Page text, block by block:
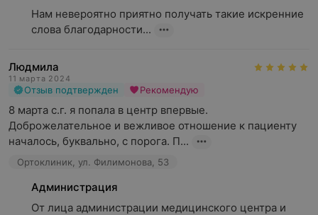
Нам невероятно приятно получать такие искренние
слова благодарности...
Людмила
11 марта 2024
Отзыв подтвержден Рекомендую
8 марта с.г. я попала в центр впервые.
Доброжелательное и вежливое отношение к пациенту
началось, буквально, с порога. П...
Ортоклиник, ул. Филимонова, 53
Администрация
От лица администрации медицинского центра и